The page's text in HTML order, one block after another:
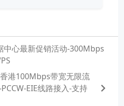
中心最新促销活动-300Mbps
香港100Mbps带宽无限流
EIE线路接入-支持